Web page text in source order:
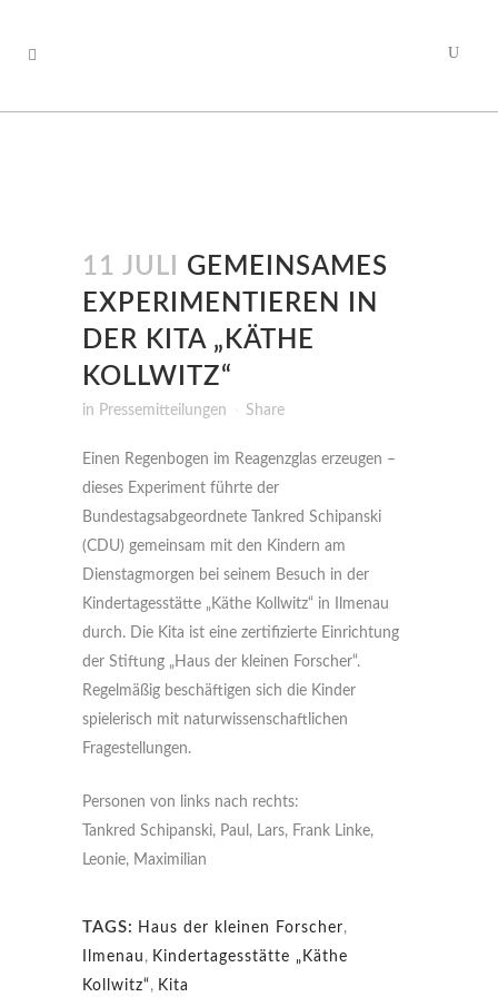
11 JULI
GEMEINSAMES
EXPERIMENTIEREN IN
DER KITA „KÄTHE
KOLLWITZ“
in Pressemitteilungen Share
Einen Regenbogen im Reagenzglas erzeugen –
dieses Experiment führte der
Bundestagsabgeordnete Tankred Schipanski
(CDU) gemeinsam mit den Kindern am
Dienstagmorgen bei seinem Besuch in der
Kindertagesstätte „Käthe Kollwitz“ in Ilmenau
durch. Die Kita ist eine zertifizierte Einrichtung
der Stiftung „Haus der kleinen Forscher“.
Regelmäßig beschäftigen sich die Kinder
spielerisch mit naturwissenschaftlichen
Fragestellungen.
Personen von links nach rechts:
Tankred Schipanski, Paul, Lars, Frank Linke,
Leonie, Maximilian
TAGS: Haus der kleinen Forscher,
Ilmenau , Kindertagesstätte „Käthe
Kollwitz“ , Kita